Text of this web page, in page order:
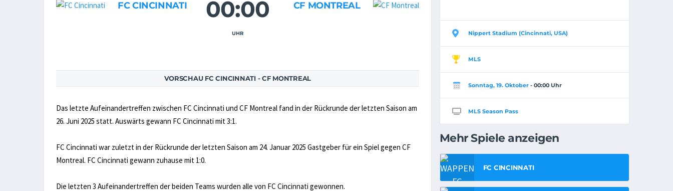
FC CINCINNATI 00:00
UHR
CF MONTREAL
VORSCHAU FC CINCINNATI - CF MONTREAL
Das letzte Aufeinandertreffen zwischen FC Cincinnati und CF Montreal fand in der Rückrunde der letzten Saison am
26. Juni 2025 statt. Auswärts gewann FC Cincinnati mit 3:1.
FC Cincinnati war zuletzt in der Rückrunde der letzten Saison am 24. Januar 2025 Gastgeber für ein Spiel gegen CF
Montreal. FC Cincinnati gewann zuhause mit 1:0.
Die letzten 3 Aufeinandertreffen der beiden Teams wurden alle von FC Cincinnati gewonnen.
Nippert Stadium (Cincinnati, USA)
MLS
Sonntag, 19. Oktober- 00:00 Uhr
MLS Season Pass
Mehr Spiele anzeigen
FC CINCINNATI